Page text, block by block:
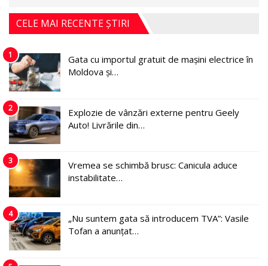
CELE MAI RECENTE ȘTIRI
1
Gata cu importul gratuit de mașini electrice în
Moldova și…
2
Explozie de vânzări externe pentru Geely
Auto! Livrările din…
3
Vremea se schimbă brusc: Canicula aduce
instabilitate…
4
„Nu suntem gata să introducem TVA”: Vasile
Tofan a anunțat…